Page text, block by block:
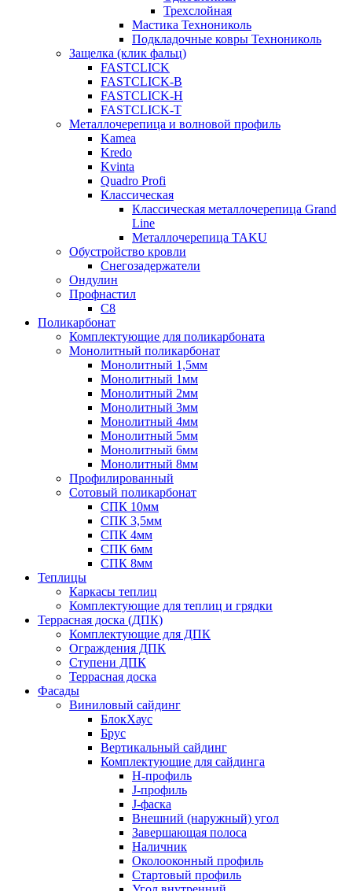
Трехслойная
Мастика Технониколь
Подкладочные ковры Технониколь
Защелка (клик фальц)
FASTCLICK
FASTCLICK-B
FASTCLICK-H
FASTCLICK-T
Металлочерепица и волновой профиль
Kamea
Kredo
Kvinta
Quadro Profi
Классическая
Классическая металлочерепица Grand
Line
Металлочерепица TAKU
Обустройство кровли
Снегозадержатели
Ондулин
Профнастил
С8
Поликарбонат
Комплектующие для поликарбоната
Монолитный поликарбонат
Монолитный 1,5мм
Монолитный 1мм
Монолитный 2мм
Монолитный 3мм
Монолитный 4мм
Монолитный 5мм
Монолитный 6мм
Монолитный 8мм
Профилированный
Сотовый поликарбонат
СПК 10мм
СПК 3,5мм
СПК 4мм
СПК 6мм
СПК 8мм
Теплицы
Каркасы теплиц
Комплектующие для теплиц и грядки
Террасная доска (ДПК)
Комплектующие для ДПК
Ограждения ДПК
Ступени ДПК
Террасная доска
Фасады
Виниловый сайдинг
БлокХаус
Брус
Вертикальный сайдинг
Комплектующие для сайдинга
H-профиль
J-профиль
J-фаска
Внешний (наружный) угол
Завершающая полоса
Наличник
Околооконный профиль
Стартовый профиль